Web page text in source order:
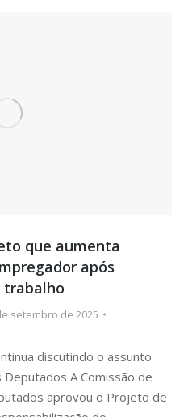
que aumenta
após
trabalho
setembro de 2025
discutindo o assunto
A Comissão de
aprovou o Projeto de